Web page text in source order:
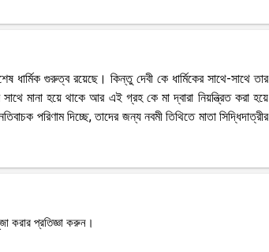
ধার্মিক গুরুত্ব রয়েছে। কিন্তু দেবী কে ধার্মিকের সাথে-সাথে তার
মানা হয়ে থাকে আর এই গ্রহ কে মা দ্বারা নিয়ন্ত্রিত করা হয়ে
পরিণাম দিচ্ছে, তাদের জন্য নবমী তিথিতে মাতা সিদ্ধিদাত্রীর
করার প্রতিজ্ঞা করুন।